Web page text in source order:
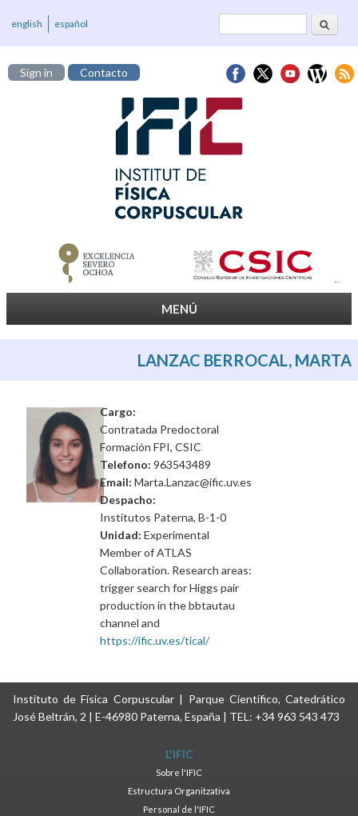
Formulari deCerca
english español
Sign in Contacto
MENÚ
LANZAC BERROCAL, MARTA
Cargo:
Contratada Predoctoral
Formación FPI, CSIC
Telefono: 963543489
Email: Marta.Lanzac@ific.uv.es
Despacho:
Institutos Paterna, B-1-0
Unidad: Experimental
Member of ATLAS
Collaboration. Research areas:
trigger search for Higgs pair
production in the bbtautau
channel and
https://ific.uv.es/tical/
Instituto de Física Corpuscular | Parque Científico, Catedrático
José Beltrán, 2 | E-46980 Paterna, España | TEL: +34 963 543 473
L'IFIC
Sobre l'IFIC
Estructura Organitzativa
Personal de l'IFIC